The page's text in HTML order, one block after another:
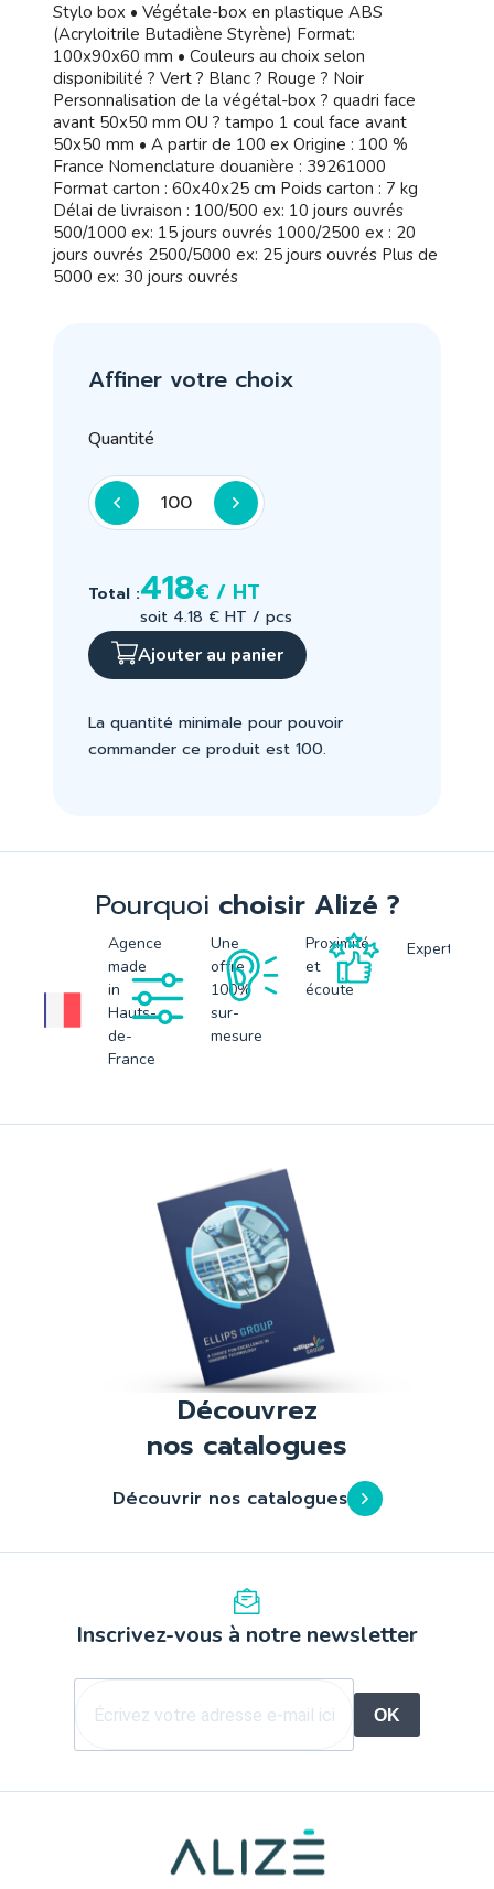
Stylo box • Végétale-box en plastique ABS
(Acryloitrile Butadiène Styrène) Format:
100x90x60 mm • Couleurs au choix selon
disponibilité ? Vert ? Blanc ? Rouge ? Noir
Personnalisation de la végétal-box ? quadri face
avant 50x50 mm OU ? tampo 1 coul face avant
50x50 mm • A partir de 100 ex Origine : 100 %
France Nomenclature douanière : 39261000
Format carton : 60x40x25 cm Poids carton : 7 kg
Délai de livraison : 100/500 ex: 10 jours ouvrés
500/1000 ex: 15 jours ouvrés 1000/2500 ex : 20
jours ouvrés 2500/5000 ex: 25 jours ouvrés Plus de
5000 ex: 30 jours ouvrés
Affiner votre choix
Quantité
Total :418€ / HT
soit 4.18 € HT / pcs
Ajouter au panier
La quantité minimale pour pouvoir
commander ce produit est 100.
Pourquoi choisir Alizé ?
Agence
made
in
Hauts-
de-
France
Une
offre
100%
sur-
mesure
Proximité
et
écoute
Expertise
Découvrez
nos catalogues
Découvrir nos catalogues
Inscrivez-vous à notre newsletter
OK